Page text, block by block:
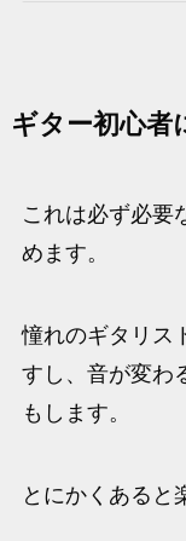
ギター初心者
これは必ず必要
めます。
憧れのギタリス
すし、音が変わ
もします。
とにかくあると